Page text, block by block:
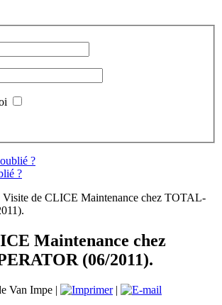
?
?
Visite de CLICE Maintenance chez TOTAL-
Maintenance chez
(06/2011).
Van Impe | |